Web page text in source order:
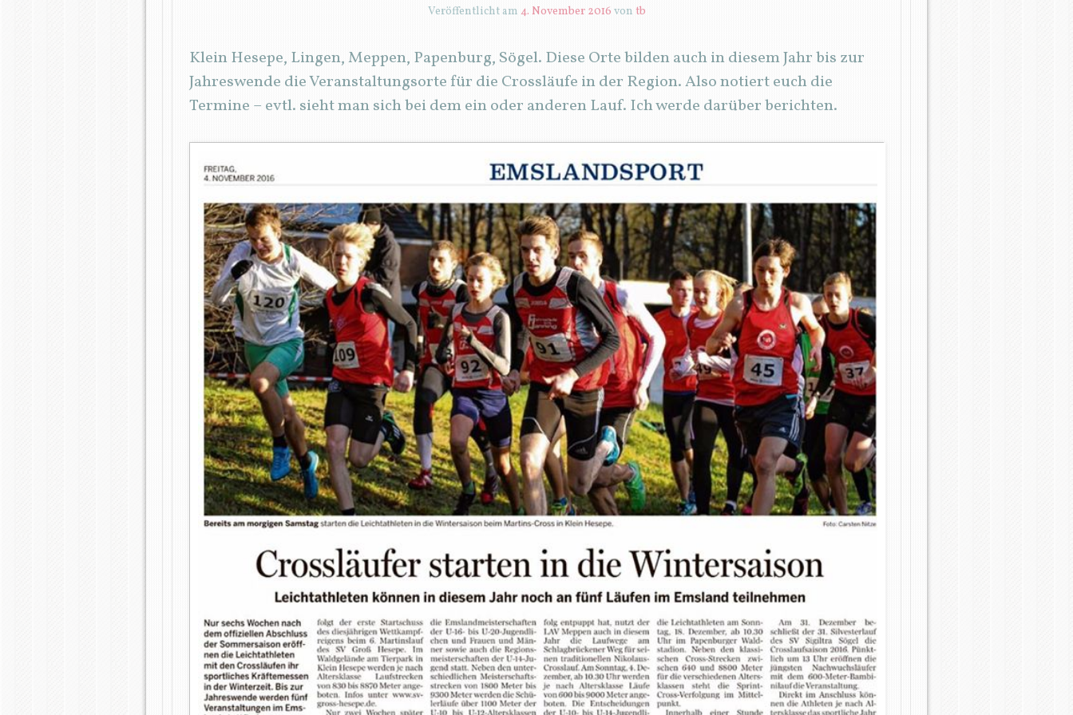
Veröffentlicht am 4. November 2016 von tb
Klein Hesepe, Lingen, Meppen, Papenburg, Sögel. Diese Orte bilden auch in diesem Jahr bis zur
Jahreswende die Veranstaltungsorte für die Crossläufe in der Region. Also notiert euch die
Termine – evtl. sieht man sich bei dem ein oder anderen Lauf. Ich werde darüber berichten.